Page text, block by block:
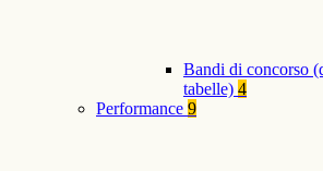
Bandi di concorso
tabelle) 4
Performance 9